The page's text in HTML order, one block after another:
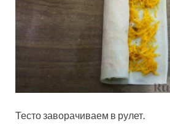
Тесто заворачиваем в рулет.